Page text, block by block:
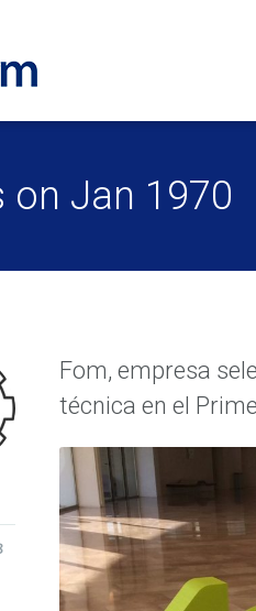
on Jan 1970
Fom, empresa
técnica en el